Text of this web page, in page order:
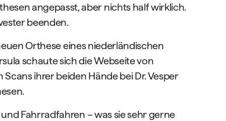
angepasst, aber nichts half wirklich.
beenden.
Orthese eines niederländischen
schaute sich die Webseite von
ihrer beiden Hände bei Dr. Vesper
Fahrradfahren – was sie sehr gerne